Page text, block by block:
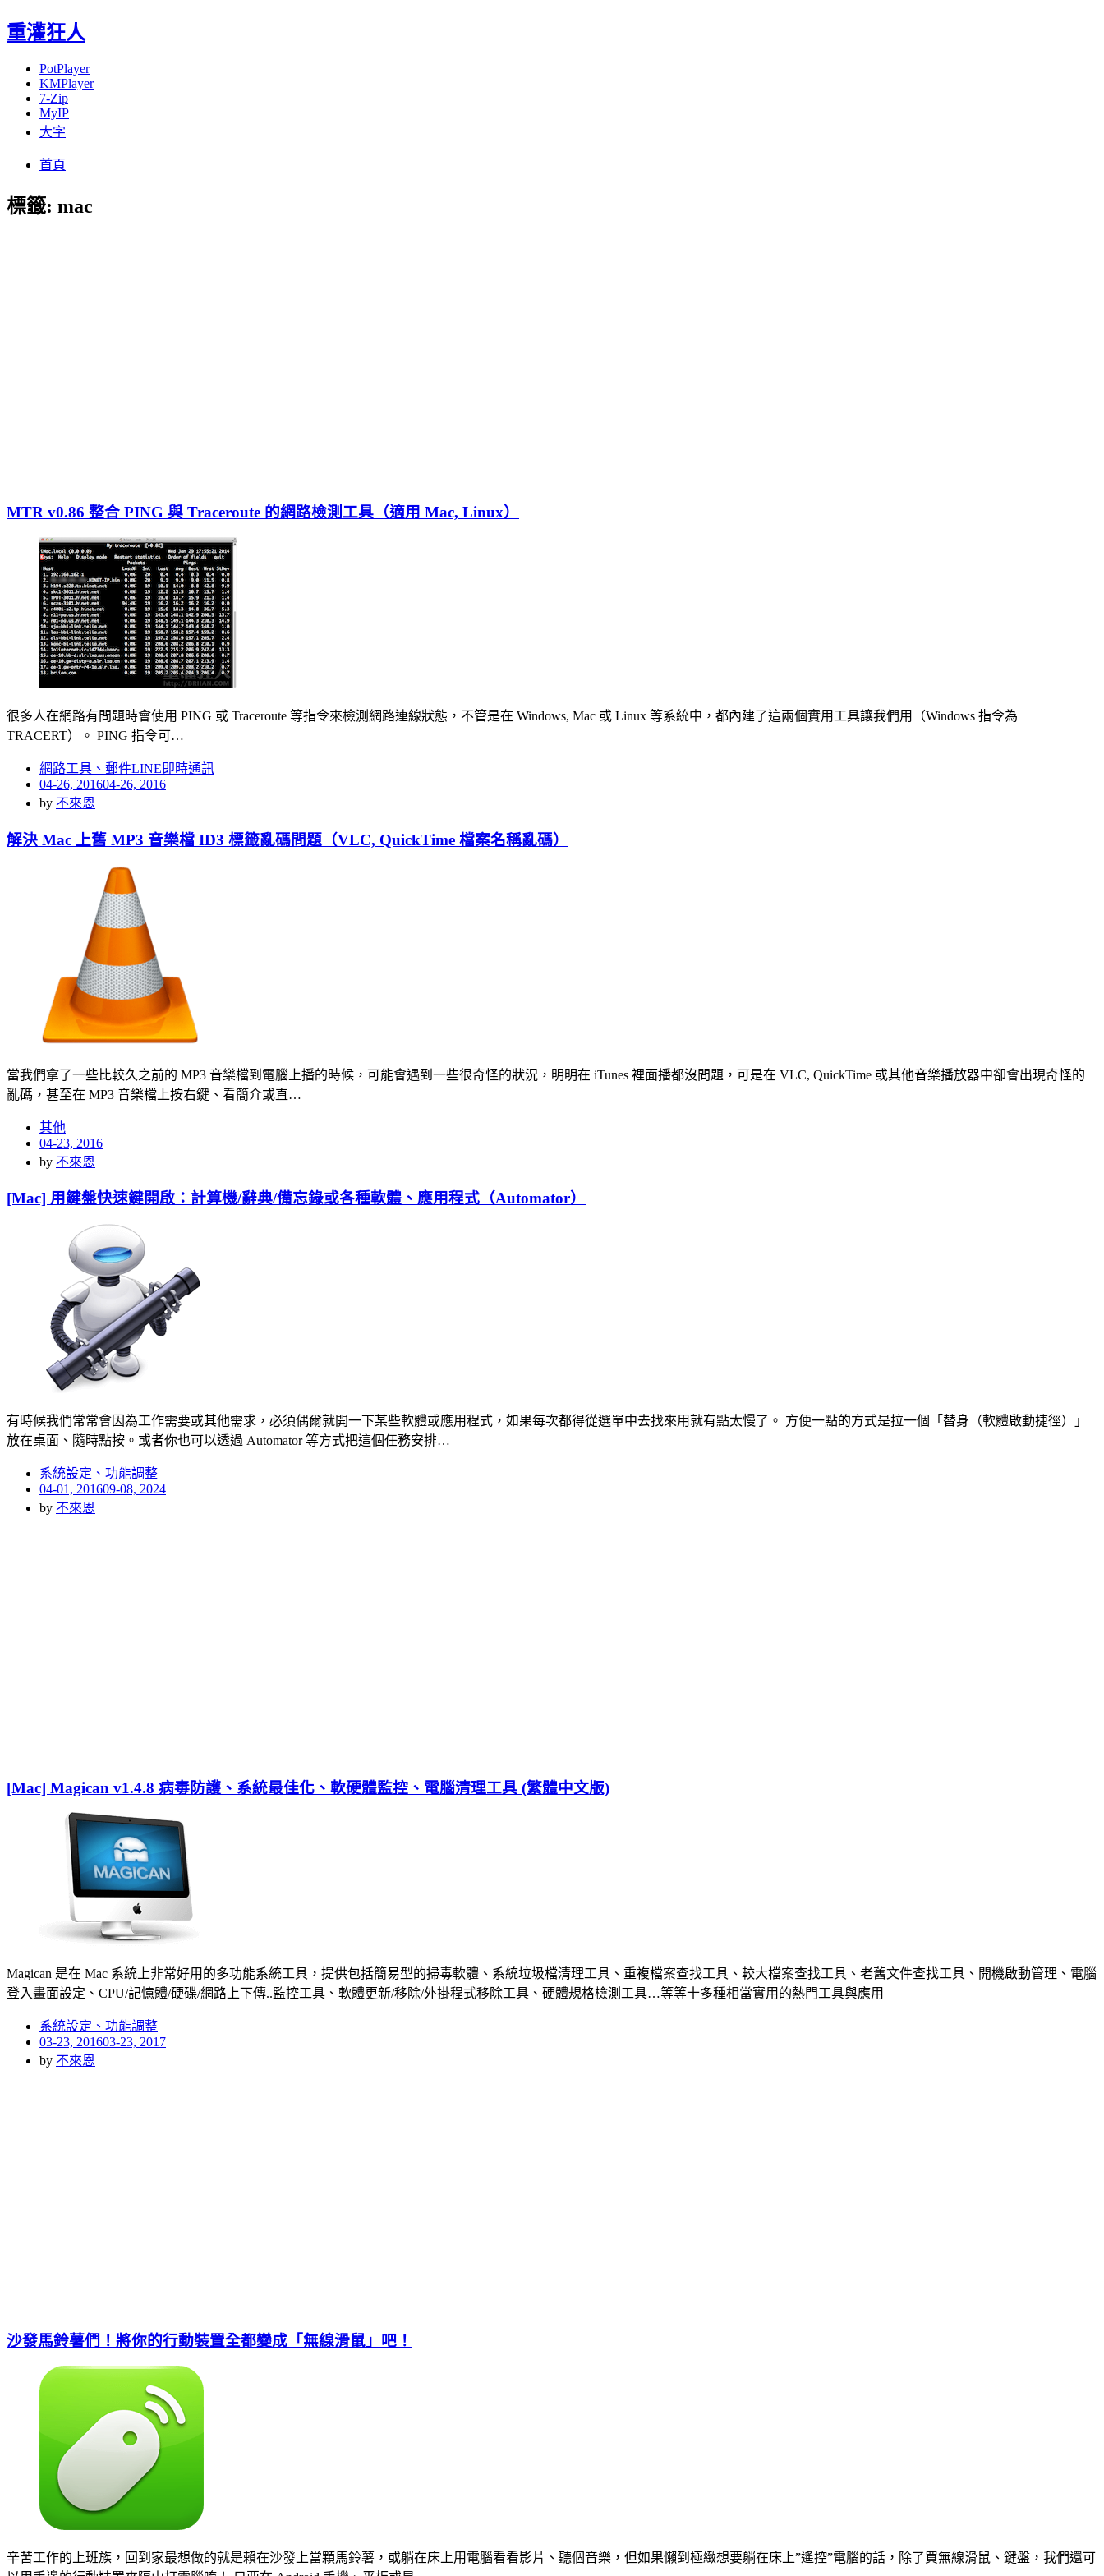
重灌狂人
PotPlayer
KMPlayer
7-Zip
MyIP
大字
首頁
標籤: mac
MTR v0.86 整合 PING 與 Traceroute 的網路檢測工具（適用 Mac, Linux）
很多人在網路有問題時會使用 PING 或 Traceroute 等指令來檢測網路連線狀態，不管是在 Windows, Mac 或 Linux 等系統中，都內建了這兩個實用工具讓我們用（Windows 指令為
TRACERT）。 PING 指令可…
網路工具、郵件LINE即時通訊
Posted
on
04-26, 201604-26, 2016
by 不來恩
解決 Mac 上舊 MP3 音樂檔 ID3 標籤亂碼問題（VLC, QuickTime 檔案名稱亂碼）
當我們拿了一些比較久之前的 MP3 音樂檔到電腦上播的時候，可能會遇到一些很奇怪的狀況，明明在 iTunes 裡面播都沒問題，可是在 VLC, QuickTime 或其他音樂播放器中卻會出現奇怪的
亂碼，甚至在 MP3 音樂檔上按右鍵、看簡介或直…
其他
Posted
on
04-23, 2016
by 不來恩
[Mac] 用鍵盤快速鍵開啟：計算機/辭典/備忘錄或各種軟體、應用程式（Automator）
有時候我們常常會因為工作需要或其他需求，必須偶爾就開一下某些軟體或應用程式，如果每次都得從選單中去找來用就有點太慢了。 方便一點的方式是拉一個「替身（軟體啟動捷徑）」
放在桌面、隨時點按。或者你也可以透過 Automator 等方式把這個任務安排…
系統設定、功能調整
Posted
on
04-01, 201609-08, 2024
by 不來恩
[Mac] Magican v1.4.8 病毒防護、系統最佳化、軟硬體監控、電腦清理工具 (繁體中文版)
Magican 是在 Mac 系統上非常好用的多功能系統工具，提供包括簡易型的掃毒軟體、系統垃圾檔清理工具、重複檔案查找工具、較大檔案查找工具、老舊文件查找工具、開機啟動管理、電腦
登入畫面設定、CPU/記憶體/硬碟/網路上下傳..監控工具、軟體更新/移除/外掛程式移除工具、硬體規格檢測工具…等等十多種相當實用的熱門工具與應用
系統設定、功能調整
Posted
on
03-23, 201603-23, 2017
by 不來恩
沙發馬鈴薯們！將你的行動裝置全都變成「無線滑鼠」吧！
辛苦工作的上班族，回到家最想做的就是賴在沙發上當顆馬鈴薯，或躺在床上用電腦看看影片、聽個音樂，但如果懶到極緻想要躺在床上”遙控”電腦的話，除了買無線滑鼠、鍵盤，我們還可